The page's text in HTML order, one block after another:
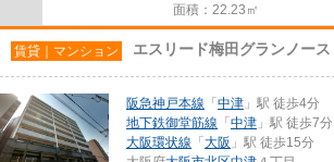
面積：22.23㎡
賃貸｜マンション エスリード梅田グランノース
阪急神戸本線 「 中津 」駅 徒歩4分
地下鉄御堂筋線 「 中津 」駅 徒歩7分
大阪環状線 「 大阪 」駅 徒歩15分